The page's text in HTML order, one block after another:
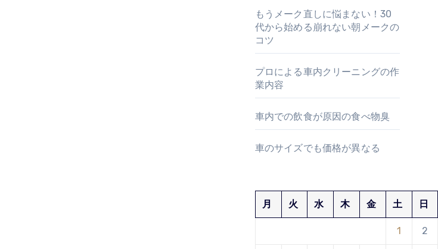
もうメーク直しに悩まない！30
代から始める崩れない朝メークの
コツ
プロによる車内クリーニングの作
業内容
車内での飲食が原因の食べ物臭
車のサイズでも価格が異なる
月 火 水 木 金 土 日
1 2